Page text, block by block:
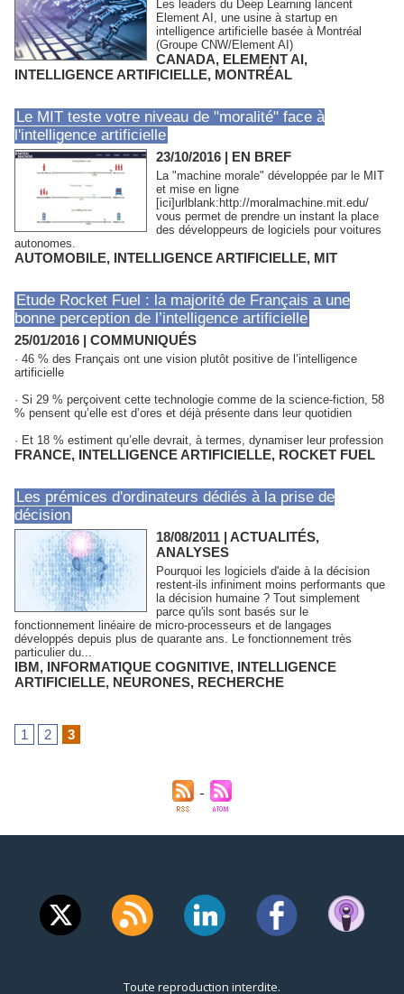
Les leaders du Deep Learning lancent
Element AI, une usine à startup en
intelligence artificielle basée à Montréal
(Groupe CNW/Element AI)
CANADA, ELEMENT AI,
INTELLIGENCE ARTIFICIELLE, MONTRÉAL
Le MIT teste votre niveau de "moralité" face à
l'intelligence artificielle
23/10/2016 | EN BREF
La "machine morale" développée par le MIT
et mise en ligne
[ici]urlblank:http://moralmachine.mit.edu/
vous permet de prendre un instant la place
des développeurs de logiciels pour voitures
autonomes.
AUTOMOBILE, INTELLIGENCE ARTIFICIELLE, MIT
Etude Rocket Fuel : la majorité de Français a une
bonne perception de l’intelligence artificielle
25/01/2016 | COMMUNIQUÉS
· 46 % des Français ont une vision plutôt positive de l’intelligence
artificielle
· Si 29 % perçoivent cette technologie comme de la science-fiction, 58
% pensent qu’elle est d’ores et déjà présente dans leur quotidien
· Et 18 % estiment qu’elle devrait, à termes, dynamiser leur profession
FRANCE, INTELLIGENCE ARTIFICIELLE, ROCKET FUEL
Les prémices d'ordinateurs dédiés à la prise de
décision
18/08/2011 | ACTUALITÉS,
ANALYSES
Pourquoi les logiciels d'aide à la décision
restent-ils infiniment moins performants que
la décision humaine ? Tout simplement
parce qu'ils sont basés sur le
fonctionnement linéaire de micro-processeurs et de langages
développés depuis plus de quarante ans. Le fonctionnement très
particulier du...
IBM, INFORMATIQUE COGNITIVE, INTELLIGENCE
ARTIFICIELLE, NEURONES, RECHERCHE
1 2 3
Toute reproduction interdite.